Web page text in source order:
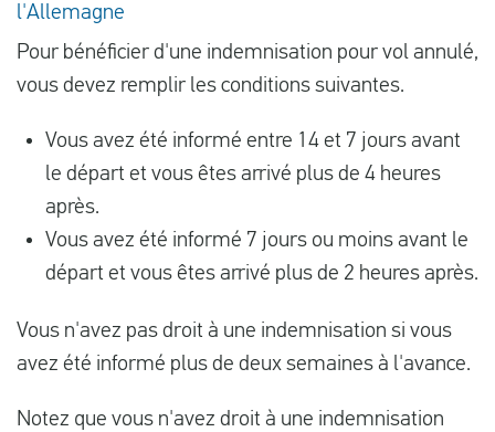
l'Allemagne
Pour bénéficier d'une indemnisation pour vol annulé,
vous devez remplir les conditions suivantes.
Vous avez été informé entre 14 et 7 jours avant
le départ et vous êtes arrivé plus de 4 heures
après.
Vous avez été informé 7 jours ou moins avant le
départ et vous êtes arrivé plus de 2 heures après.
Vous n'avez pas droit à une indemnisation si vous
avez été informé plus de deux semaines à l'avance.
Notez que vous n'avez droit à une indemnisation